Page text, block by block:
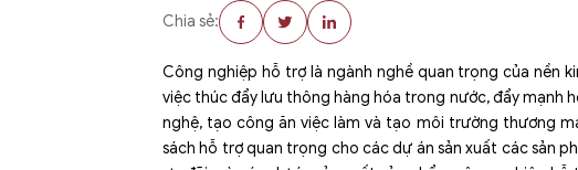
Chia sẻ:
Công nghiệp hỗ trợ là ngành nghề quan trọng của nền
việc thúc đẩy lưu thông hàng hóa trong nước, đẩy mạnh
nghệ, tạo công ăn việc làm và tạo môi trường thương
sách hỗ trợ quan trọng cho các dự án sản xuất các sản